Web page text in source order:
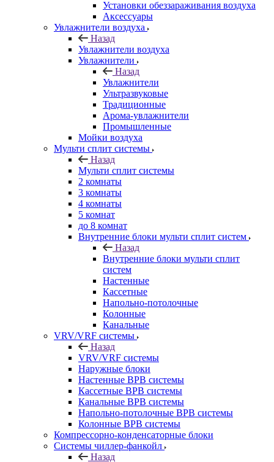
Установки обеззараживания воздуха
Аксессуары
Увлажнители воздуха
Назад
Увлажнители воздуха
Увлажнители
Назад
Увлажнители
Ультразвуковые
Традиционные
Арома-увлажнители
Промышленные
Мойки воздуха
Мульти сплит системы
Назад
Мульти сплит системы
2 комнаты
3 комнаты
4 комнаты
5 комнат
до 8 комнат
Внутренние блоки мульти сплит систем
Назад
Внутренние блоки мульти сплит
систем
Настенные
Кассетные
Напольно-потолочные
Колонные
Канальные
VRV/VRF системы
Назад
VRV/VRF системы
Наружные блоки
Настенные ВРВ системы
Кассетные ВРВ системы
Канальные ВРВ системы
Напольно-потолочные ВРВ системы
Колонные ВРВ системы
Компрессорно-конденсаторные блоки
Системы чиллер-фанкойл
Назад